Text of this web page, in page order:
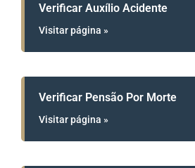
Verificar Auxílio Acidente
Visitar página »
Verificar Pensão Por Morte
Visitar página »